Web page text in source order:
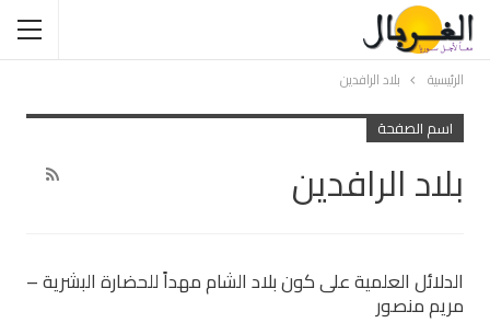
الرئيسية بلاد الرافدين
اسم الصفحة
بلاد الرافدين
الدلائل العلمية على كون بلاد الشام مهداً للحضارة البشرية –
مريم منصور